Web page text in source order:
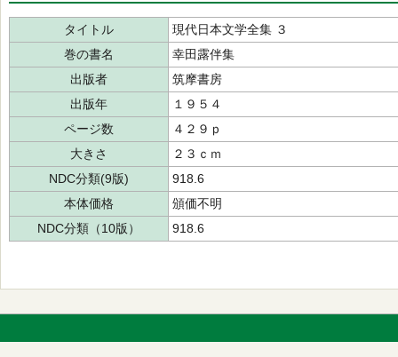
タイトル
現代日本文学全集 ３
巻の書名
幸田露伴集
出版者
筑摩書房
出版年
１９５４
ページ数
４２９ｐ
大きさ
２３ｃｍ
NDC分類(9版)
918.6
本体価格
頒価不明
NDC分類（10版）
918.6